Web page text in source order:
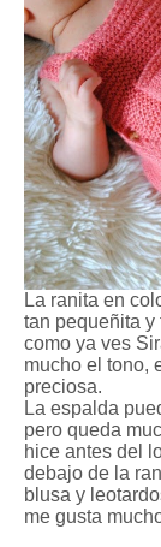
La ranita en
tan pequeñita y
como ya ves
mucho el tono,
preciosa.
La espalda
pero queda
hice antes del
debajo de la
blusa y
me gusta